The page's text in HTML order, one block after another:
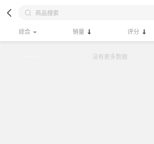
综合 销量 评分
没有更多数据